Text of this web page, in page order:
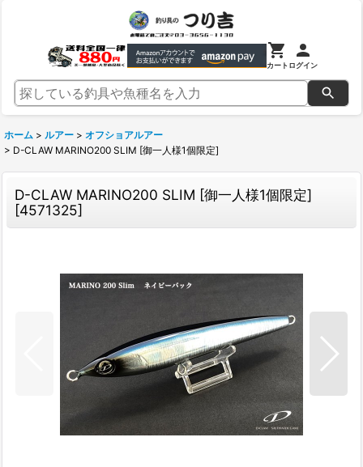
カートログイン
ホーム > ルアー > オフショアルアー
> D-CLAW MARINO200 SLIM [御一人様1個限定]
D-CLAW MARINO200 SLIM [御一人様1個限定]
[4571325]